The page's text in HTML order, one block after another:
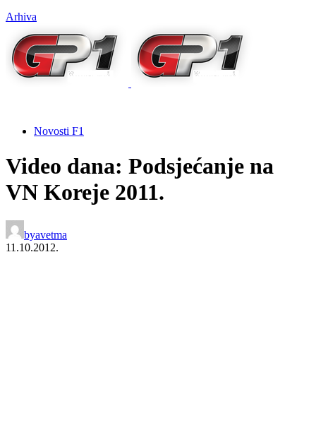
Arhiva
Novosti F1
Video dana: Podsjećanje na
VN Koreje 2011.
byavetma
11.10.2012.